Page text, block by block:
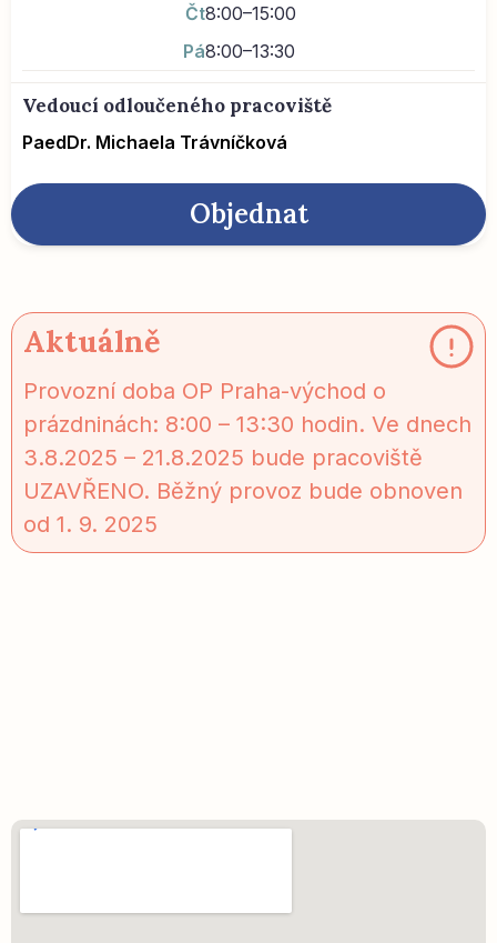
Čt8:00–15:00
Pá8:00–13:30
Vedoucí odloučeného pracoviště
PaedDr. Michaela Trávníčková
Objednat
Aktuálně
Provozní doba OP Praha-východ o
prázdninách: 8:00 – 13:30 hodin. Ve dnech
3.8.2025 – 21.8.2025 bude pracoviště
UZAVŘENO. Běžný provoz bude obnoven
od 1. 9. 2025